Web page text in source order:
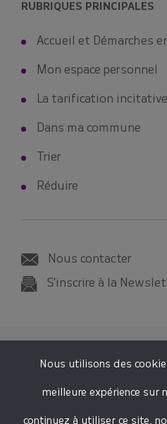
RUBRIQUES PRINCIPALES
Accueil et Démarches
Mon espace personnel
La tarification incitative
Dans ma commune
Trier
Réduire
Nous contacter
S'inscrire à la
© 2026
Nous utilisons des
meilleure expérience sur
continuez à utiliser ce site,